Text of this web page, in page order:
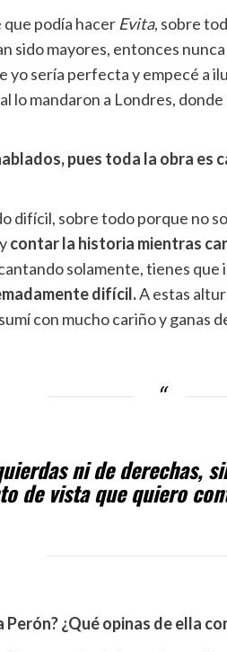
que podía hacer Evita, sobre
sido mayores, entonces
yo sería perfecta y empecé a
lo mandaron a Londres,
pues toda la obra es
difícil, sobre todo porque no
contar la historia mientras
solamente, tienes
difícil.A estas
con mucho cariño y ganas
ni de derechas,
de vista que quiero
Perón? ¿Qué opinas de ella